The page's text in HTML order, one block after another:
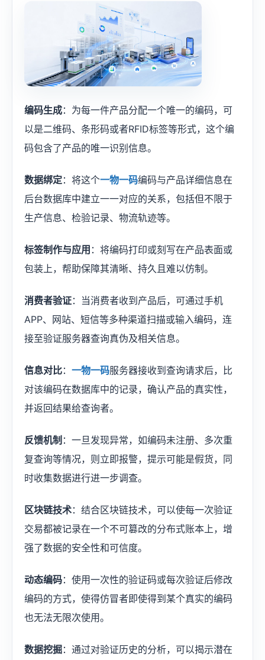
​编码生成：为每一件产品分配一个唯一的编码，可
以是二维码、条形码或者RFID标签等形式，这个编
码包含了产品的唯一识别信息。
数据绑定：将这个一物一码编码与产品详细信息在
后台数据库中建立一一对应的关系，包括但不限于
生产信息、检验记录、物流轨迹等。
标签制作与应用 ：将编码打印或刻写在产品表面或
包装上，帮助保障其清晰、持久且难以仿制。
消费者验证：当消费者收到产品后，可通过手机
APP、网站、短信等多种渠道扫描或输入编码，连
接至验证服务器查询真伪及相关信息。
信息对比： 一物一码服务器接收到查询请求后，比
对该编码在数据库中的记录，确认产品的真实性，
并返回结果给查询者。
反馈机制 ：一旦发现异常，如编码未注册、多次重
复查询等情况，则立即报警，提示可能是假货，同
时收集数据进行进一步调查。
区块链技术：结合区块链技术，可以使每一次验证
交易都被记录在一个不可篡改的分布式账本上，增
强了数据的安全性和可信度。
动态编码：使用一次性的验证码或每次验证后修改
编码的方式，使得仿冒者即使得到某个真实的编码
也无法无限次使用。
数据挖掘：通过对验证历史的分析，可以揭示潜在